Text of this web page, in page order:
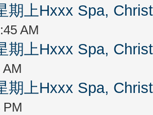
期上Hxxx Spa,
AM
期上Hxxx Spa,
AM
期上Hxxx Spa,
PM